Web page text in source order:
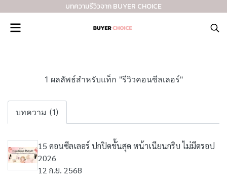
บทความรีวิวจาก BUYER CHOICE
1 ผลลัพธ์สำหรับแท็ก "รีวิวคอนซีลเลอร์"
บทความ (1)
15 คอนซีลเลอร์ ปกปิดขั้นสุด หน้าเนียนกริบ ไม่มีดรอป
2026
12 ก.ย. 2568